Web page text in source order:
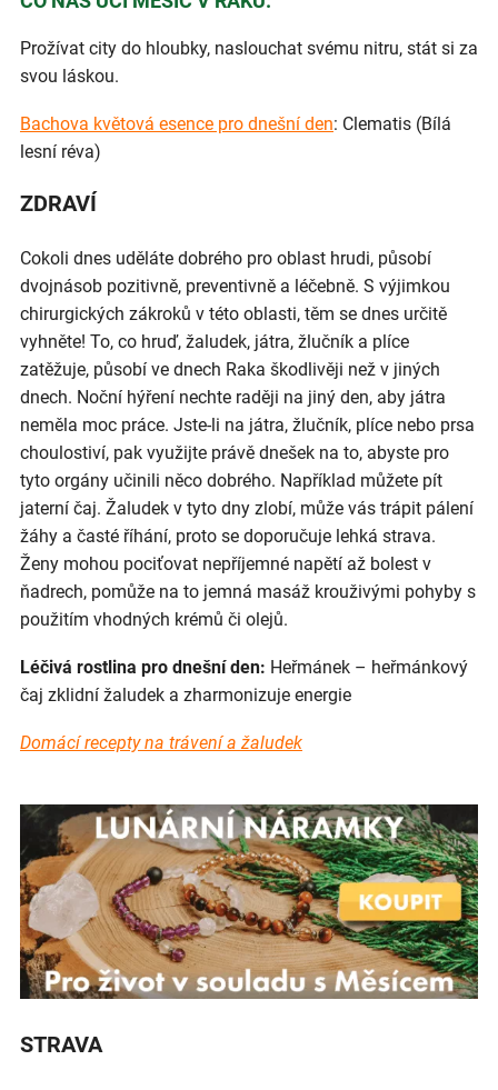
Prožívat city do hloubky, naslouchat svému nitru, stát si za
svou láskou.
Bachova květová esence pro dnešní den: Clematis (Bílá
lesní réva)
ZDRAVÍ
Cokoli dnes uděláte dobrého pro oblast hrudi, působí
dvojnásob pozitivně, preventivně a léčebně. S výjimkou
chirurgických zákroků v této oblasti, těm se dnes určitě
vyhněte! To, co hruď, žaludek, játra, žlučník a plíce
zatěžuje, působí ve dnech Raka škodlivěji než v jiných
dnech. Noční hýření nechte raději na jiný den, aby játra
neměla moc práce. Jste-li na játra, žlučník, plíce nebo prsa
choulostiví, pak využijte právě dnešek na to, abyste pro
tyto orgány učinili něco dobrého. Například můžete pít
jaterní čaj. Žaludek v tyto dny zlobí, může vás trápit pálení
žáhy a časté říhání, proto se doporučuje lehká strava.
Ženy mohou pociťovat nepříjemné napětí až bolest v
ňadrech, pomůže na to jemná masáž krouživými pohyby s
použitím vhodných krémů či olejů.
Léčivá rostlina pro dnešní den: Heřmánek – heřmánkový
čaj zklidní žaludek a zharmonizuje energie
Domácí recepty na trávení a žaludek
STRAVA